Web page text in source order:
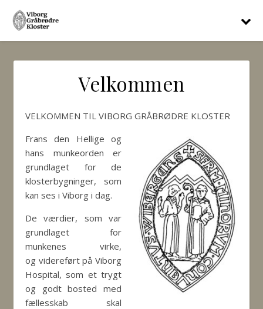
Velkommen
VELKOMMEN TIL VIBORG GRÅBRØDRE KLOSTER
Frans den Hellige og
hans munkeorden er
grundlaget for de
klosterbygninger, som
kan ses i Viborg i dag.
De værdier, som var
grundlaget for
munkenes virke,
og videreført på Viborg
Hospital, som et trygt
og godt bosted med
fællesskab skal